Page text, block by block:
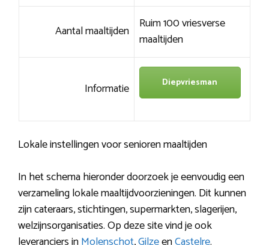
Aantal maaltijden Ruim 100 vriesverse
maaltijden
Informatie Diepvriesman
Lokale instellingen voor senioren maaltijden
In het schema hieronder doorzoek je eenvoudig een
verzameling lokale maaltijdvoorzieningen. Dit kunnen
zijn cateraars, stichtingen, supermarkten, slagerijen,
welzijnsorganisaties. Op deze site vind je ook